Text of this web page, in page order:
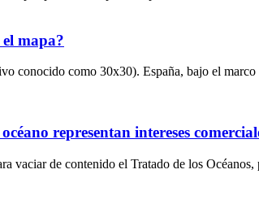
mapa?
conocido como 30x30). España, bajo el
representan intereses
vaciar de contenido el Tratado de los